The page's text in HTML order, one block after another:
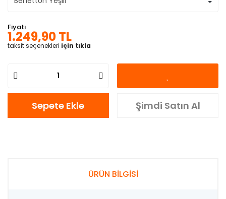
Fiyatı
1.249,90 TL
taksit seçenekleri için tıkla
Sepete Ekle Şimdi Satın Al
ÜRÜN BİLGİSİ